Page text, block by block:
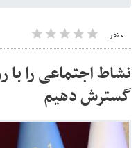
۰ نفر
نشاط اجتماعی را
گسترش دهیم